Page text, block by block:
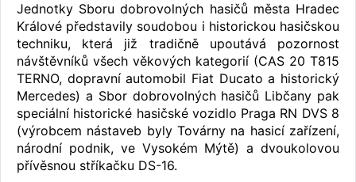
Jednotky Sboru dobrovolných hasičů města Hradec
Králové představily soudobou i historickou hasičskou
techniku, která již tradičně upoutává pozornost
návštěvníků všech věkových kategorií (CAS 20 T815
TERNO, dopravní automobil Fiat Ducato a historický
Mercedes) a Sbor dobrovolných hasičů Libčany pak
speciální historické hasičské vozidlo Praga RN DVS 8
(výrobcem nástaveb byly Továrny na hasicí zařízení,
národní podnik, ve Vysokém Mýtě) a dvoukolovou
přívěsnou stříkačku DS-16.